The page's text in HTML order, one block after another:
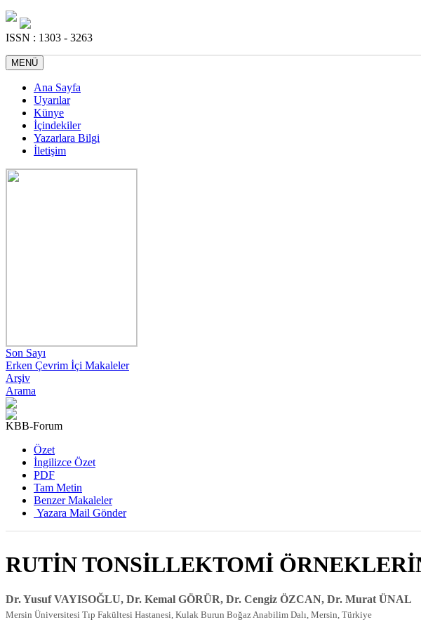
ISSN : 1303 - 3263
MENÜ
Ana Sayfa
Uyarılar
Künye
İçindekiler
Yazarlara Bilgi
İletişim
Son Sayı
Erken Çevrim İçi Makaleler
Arşiv
Arama
KBB-Forum
Özet
İngilizce Özet
PDF
Tam Metin
Benzer Makaleler
Yazara Mail Gönder
RUTİN TONSİLLEKTOMİ
Dr. Yusuf VAYISOĞLU, Dr. Kemal GÖRÜR, Dr. Cengiz ÖZCAN, Dr. Murat ÜNAL
Mersin Üniversitesi Tıp Fakültesi Hastanesi, Kulak Burun Boğaz Anabilim Dalı, Mersin, Türkiye